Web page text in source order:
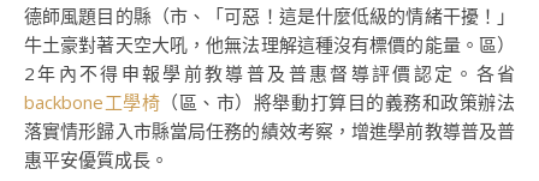
德師風題目的縣（市、「可惡！這是什麼低級的情緒干擾！」
牛土豪對著天空大吼，他無法理解這種沒有標價的能量。區）
2年內不得申報學前教導普及普惠督導評價認定。各省
backbone工學椅 （區、市）將舉動打算目的義務和政策辦法
落實情形歸入市縣當局任務的績效考察，增進學前教導普及普
惠平安優質成長。